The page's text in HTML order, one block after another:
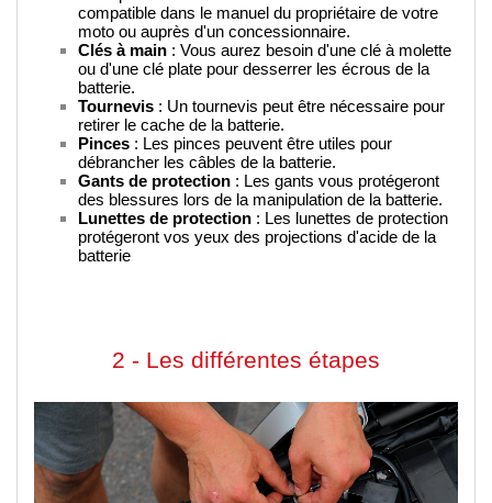
compatible dans le manuel du propriétaire de votre
moto ou auprès d'un concessionnaire.
Clés à main : Vous aurez besoin d'une clé à molette
ou d'une clé plate pour desserrer les écrous de la
batterie.
Tournevis : Un tournevis peut être nécessaire pour
retirer le cache de la batterie.
Pinces : Les pinces peuvent être utiles pour
débrancher les câbles de la batterie.
Gants de protection : Les gants vous protégeront
des blessures lors de la manipulation de la batterie.
Lunettes de protection : Les lunettes de protection
protégeront vos yeux des projections d'acide de la
batterie
2 - Les différentes étapes